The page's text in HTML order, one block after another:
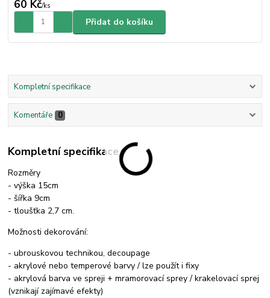
60 Kč/ks
Přidat do košíku
Kompletní specifikace
Komentáře 0
Kompletní specifikace
Rozměry
- výška 15cm
- šířka 9cm
- tloušťka 2,7 cm.
Možnosti dekorování:
- ubrouskovou technikou, decoupage
- akrylové nebo temperové barvy / lze použít i fixy
- akrylová barva ve spreji + mramorovací sprey / krakelovací sprej
(vznikají zajímavé efekty)